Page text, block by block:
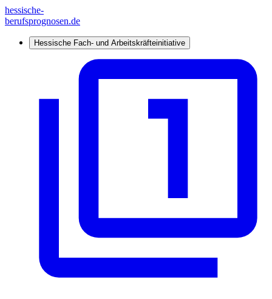
hessische-
berufsprognosen.de
Hessische Fach- und Arbeitskräfteinitiative